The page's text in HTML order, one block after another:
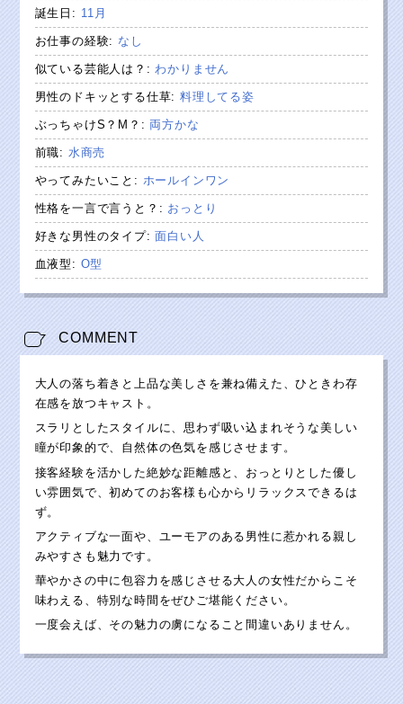
誕生日 : 11月
お仕事の経験: なし
似ている芸能人は？ :わかりません
男性のドキッとする仕草: 料理してる姿
ぶっちゃけS？M？ : 両方かな
前職: 水商売
やってみたいこと : ホールインワン
性格を一言で言うと？ : おっとり
好きな男性のタイプ: 面白い人
血液型 : O型
COMMENT
大人の落ち着きと上品な美しさを兼ね備えた、ひときわ存
在感を放つキャスト。
スラリとしたスタイルに、思わず吸い込まれそうな美しい
瞳が印象的で、自然体の色気を感じさせます。
接客経験を活かした絶妙な距離感と、おっとりとした優し
い雰囲気で、初めてのお客様も心からリラックスできるは
ず。
アクティブな一面や、ユーモアのある男性に惹かれる親し
みやすさも魅力です。
華やかさの中に包容力を感じさせる大人の女性だからこそ
味わえる、特別な時間をぜひご堪能ください。
一度会えば、その魅力の虜になること間違いありません。